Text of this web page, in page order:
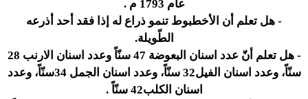
عام 1793 م .
- هل تعلم أن الأخطبوط تنمو ذراع له إذا فقد أحد أذرعه
الطّويلة.
-
هل تعلم أنّ عدد اسنان البعوضة 47 سنّاً وعدد اسنان الارنب 28
سنّاً، وعدد اسنان الفيل32 سنّاً، وعدد اسنان الجمل 34سنّاً، وعدد
اسنان الكلب42 سنّاً .